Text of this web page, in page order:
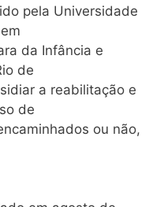
pela Universidade
da Infância e
de
a reabilitação e
de
ou não,